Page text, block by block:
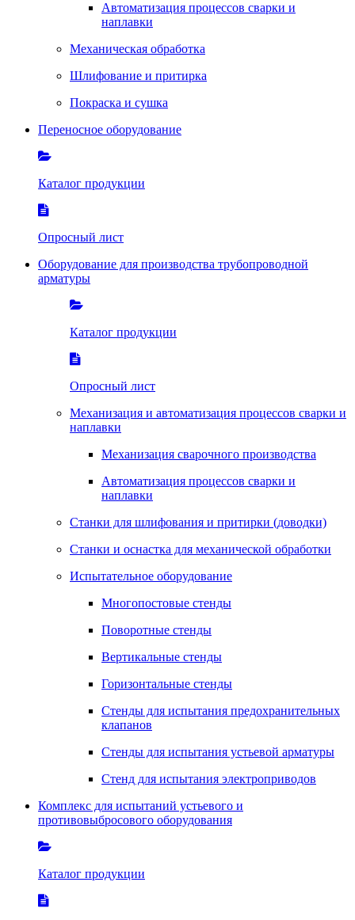
Автоматизация процессов сварки и
наплавки
Механическая обработка
Шлифование и притирка
Покраска и сушка
Переносное оборудование
Каталог продукции
Опросный лист
Оборудование для производства трубопроводной
арматуры
Каталог продукции
Опросный лист
Механизация и автоматизация процессов сварки и
наплавки
Механизация сварочного производства
Автоматизация процессов сварки и
наплавки
Станки для шлифования и притирки (доводки)
Станки и оснастка для механической обработки
Испытательное оборудование
Многопостовые стенды
Поворотные стенды
Вертикальные стенды
Горизонтальные стенды
Стенды для испытания предохранительных
клапанов
Стенды для испытания устьевой арматуры
Стенд для испытания электроприводов
Комплекс для испытаний устьевого и
противовыбросового оборудования
Каталог продукции